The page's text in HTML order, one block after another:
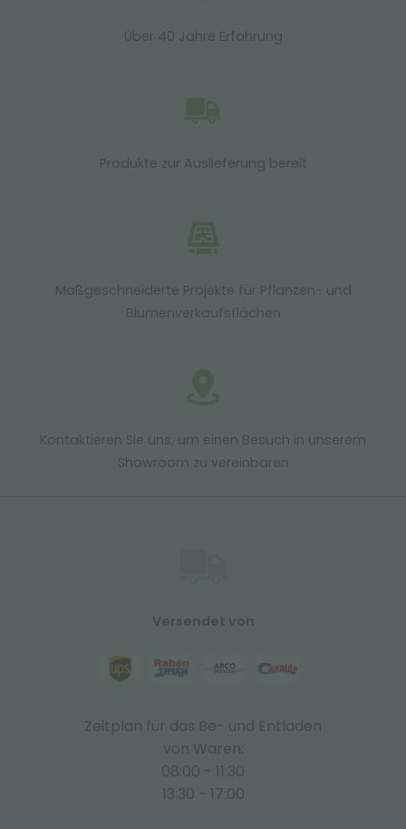
Über 40 Jahre Erfahrung
Produkte zur Auslieferung bereit
Maßgeschneiderte Projekte für Pflanzen- und
Blumenverkaufsflächen
Kontaktieren Sie uns, um einen Besuch in unserem
Showroom zu vereinbaren
Versendet von
Zeitplan für das Be- und Entladen
von Waren:
08:00 - 11:30
13:30 - 17:00